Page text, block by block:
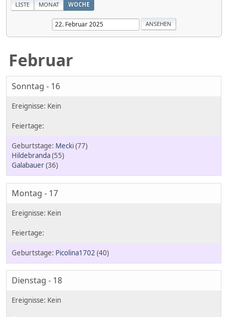
LISTE MONAT WOCHE
Februar
Sonntag - 16
Mecki(77)
Hildebranda(55)
Galabauer(36)
Montag - 17
Picolina1702 (40)
Dienstag - 18